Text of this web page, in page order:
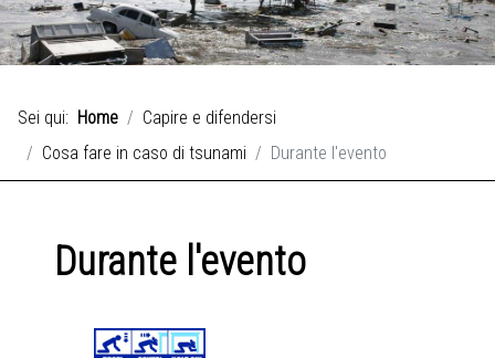
Sei qui: Home
Capire e difendersi
Cosa fare in caso di tsunami
Durante l'evento
Durante l'evento